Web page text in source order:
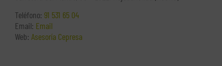
Teléfono: 91 531 65 04
Email: Email
Web: Asesoría Cepresa